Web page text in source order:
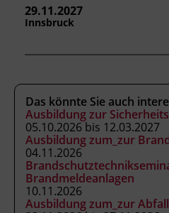
benennen.
Kursformat
Leitung
Fachtrainer_in
Abschluss
Kursbesuchsbestätigung
29.11.2027
Innsbruck
Das könnte Sie auch
Ausbildung zur
05.10.2026 bis 12.03.2027
Ausbildung zum_zur
04.11.2026
Brandmeldeanlagen
10.11.2026
Ausbildung zum_zur